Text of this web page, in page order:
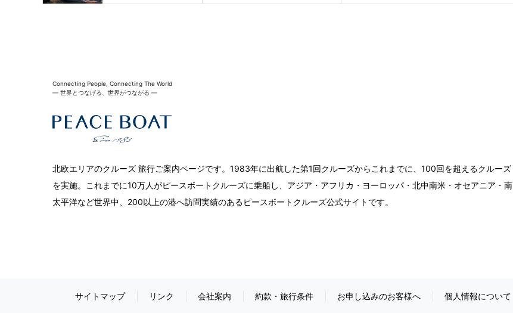
Connecting People, Connecting The World
― 世界とつなげる、世界がつながる ―
北欧エリアのクルーズ 旅行ご案内ページです。1983年に出航した第1回クルーズからこれまでに、100回を超えるクルーズ
を実施。これまでに10万人がピースボートクルーズに乗船し、アジア・アフリカ・ヨーロッパ・北中南米・オセアニア・南
太平洋など世界中、200以上の港へ訪問実績のあるピースボートクルーズ公式サイトです。
サイトマップ リンク 会社案内 約款・旅行条件 お申し込みのお客様へ 個人情報について